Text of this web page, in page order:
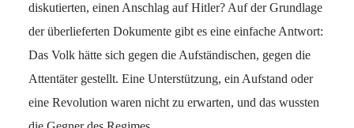
diskutierten, einen Anschlag auf Hitler? Auf der Grundlage
der überlieferten Dokumente gibt es eine einfache Antwort:
Das Volk hätte sich gegen die Aufständischen, gegen die
Attentäter gestellt. Eine Unterstützung, ein Aufstand oder
eine Revolution waren nicht zu erwarten, und das wussten